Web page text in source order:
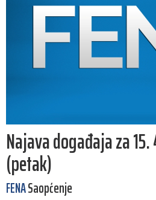
Najava događaja za
(petak)
FENASaopćenje